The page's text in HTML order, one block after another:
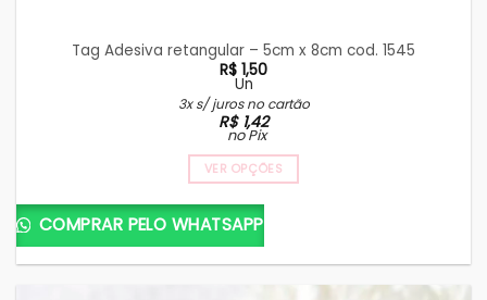
Tag Adesiva retangular – 5cm x 8cm cod. 1545
R$ 1,50
Un
3x s/ juros no cartão
R$1,42
no Pix
VER OPÇÕES
COMPRAR PELO WHATSAPP